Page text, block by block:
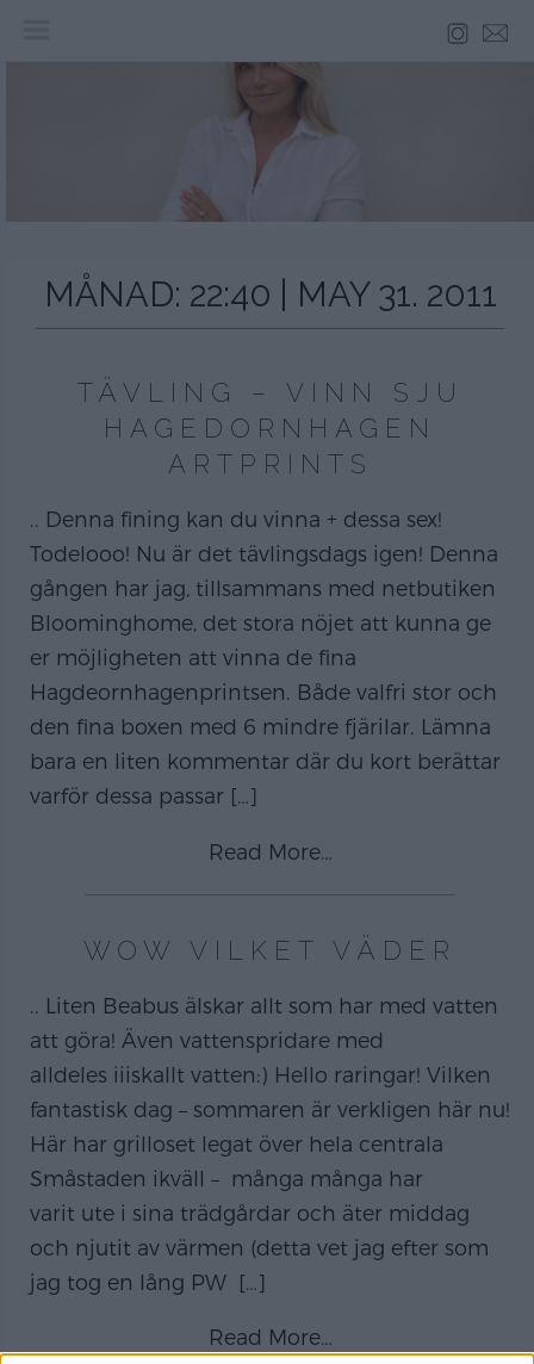
MÅNAD: 22:40 | MAY 31. 2011
TÄVLING – VINN SJU
HAGEDORNHAGEN
ARTPRINTS
.. Denna fining kan du vinna + dessa sex!
Todelooo! Nu är det tävlingsdags igen! Denna
gången har jag, tillsammans med netbutiken
Bloominghome, det stora nöjet att kunna ge
er möjligheten att vinna de fina
Hagdeornhagenprintsen. Både valfri stor och
den fina boxen med 6 mindre fjärilar. Lämna
bara en liten kommentar där du kort berättar
varför dessa passar […]
Read More…
WOW VILKET VÄDER
.. Liten Beabus älskar allt som har med vatten
att göra! Även vattenspridare med
alldeles iiiskallt vatten:) Hello raringar! Vilken
fantastisk dag – sommaren är verkligen här nu!
Här har grilloset legat över hela centrala
Småstaden ikväll – många många har
varit ute i sina trädgårdar och äter middag
och njutit av värmen (detta vet jag efter som
jag tog en lång PW […]
Read More…